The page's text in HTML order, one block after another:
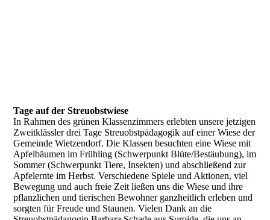
Tage auf der Streuobstwiese
In Rahmen des grünen Klassenzimmers erlebten unsere jetzigen
Zweitklässler drei Tage Streuobstpädagogik auf einer Wiese der
Gemeinde Wietzendorf. Die Klassen besuchten eine Wiese mit
Apfelbäumen im Frühling (Schwerpunkt Blüte/Bestäubung), im
Sommer (Schwerpunkt Tiere, Insekten) und abschließend zur
Apfelernte im Herbst. Verschiedene Spiele und Aktionen, viel
Bewegung und auch freie Zeit ließen uns die Wiese und ihre
pflanzlichen und tierischen Bewohner ganzheitlich erleben und
sorgten für Freude und Staunen. Vielen Dank an die